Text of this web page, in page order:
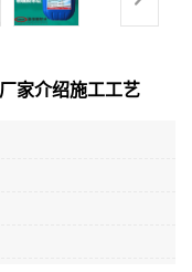
家介绍施工工艺